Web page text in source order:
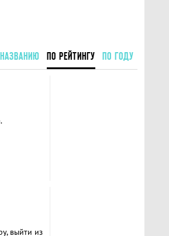
ПО РЕЙТИНГУ ПО ГОДУ
выйти из